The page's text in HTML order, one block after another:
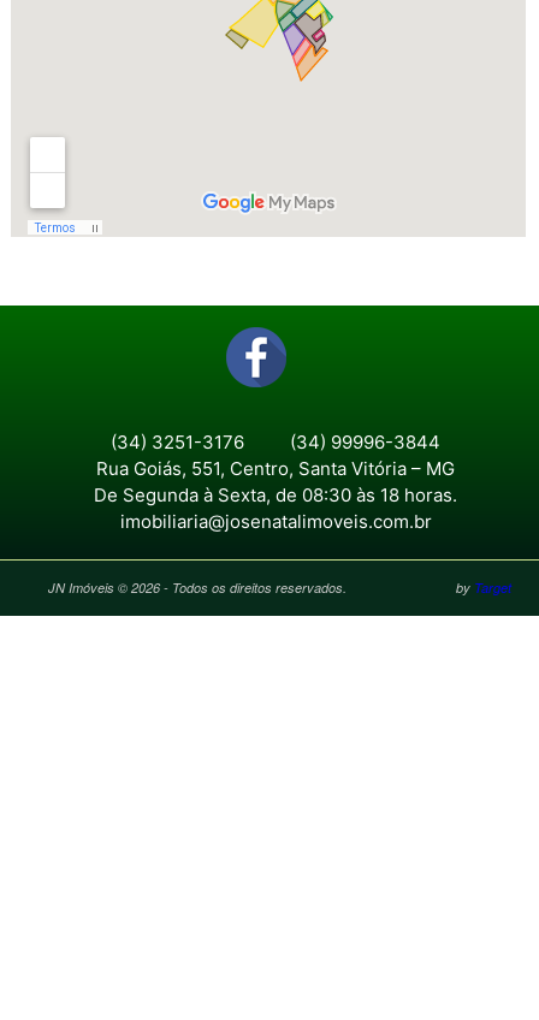
(34) 3251-3176
(34) 99996-3844
Rua Goiás, 551, Centro, Santa Vitória – MG
De Segunda à Sexta, de 08:30 às 18 horas.
imobiliaria@josenatalimoveis.com.br
JN Imóveis © 2026 - Todos os direitos reservados. by Target